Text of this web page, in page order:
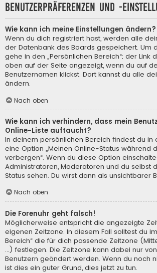
Benutzerpräferenzen und -
Wie kann ich meine Einstellungen ändern?
Wenn du dich registriert hast, werden alle
der Datenbank des Boards gespeichert. Um
gehe in den „Persönlichen Bereich“; der Link
oben auf der Seite angezeigt, wenn du auf
Benutzernamen klickst. Dort kannst du alle
ändern.
Nach oben
Wie kann ich verhindern, dass mein
Online-Liste auftaucht?
In deinem persönlichen Bereich findest du in
eine Option „Meinen Online-Status während
verbergen“. Wenn du diese Option
Administratoren, Moderatoren und du selbst
Status sehen. Du wirst dann als unsichtbarer
Nach oben
Die Forenuhr geht falsch!
Möglicherweise entspricht die angezeigte
eigenen Zeitzone. In diesem Fall solltest du
Bereich“ die für dich passende Zeitzone
...) festlegen. Die Zeitzone kann dabei nur
Benutzern geändert werden. Wenn du noch
ist dies ein guter Grund, dies jetzt zu tun.